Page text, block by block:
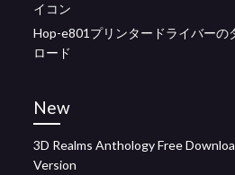
イコン
Hop-e801プリンタードライバーの
ロード
New
3D Realms Anthology Free
Version